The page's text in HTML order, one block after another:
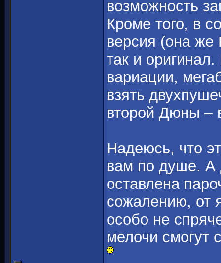
возможность
Кроме того, в
версия (она же
так и
вариации,
взять
второй Дюны –
Надеюсь, что
вам по душе. А
оставлена
сожалению, от
особо не
мелочи смогут